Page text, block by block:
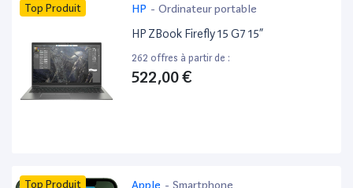
Top Produit HP - Ordinateur portable
HP ZBook Firefly 15 G7 15”
262 offres à partir de :
522,00 €
Top Produit Apple - Smartphone